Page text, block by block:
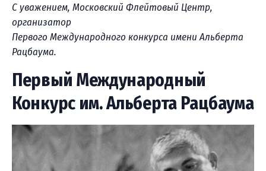
С уважением, Московский Флейтовый Центр,
организатор
Первого Международного конкурса имени Альберта
Рацбаума.
Первый Международный
Конкурс им. Альберта Рацбаума